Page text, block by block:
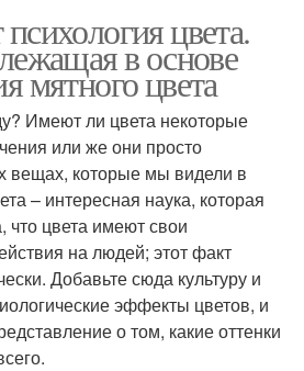
цвета.
в основе
мятного цвета
Имеют ли цвета некоторые
или же они просто
вещах, которые мы видели в
– интересная наука, которая
что цвета имеют свои
на людей; этот факт
Добавьте сюда культуру и
эффекты цветов, и
о том, какие оттенки